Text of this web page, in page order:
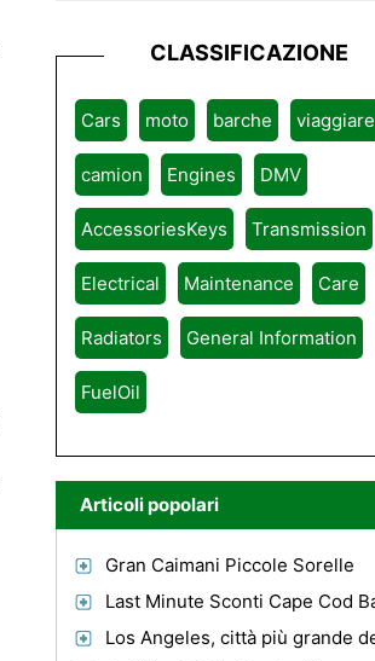
CLASSIFICAZIONE
Cars moto barche viaggiare
camion Engines DMV
AccessoriesKeys Transmission
Electrical Maintenance Care
Radiators General Information
FuelOil
Articoli popolari
Gran Caimani Piccole Sorelle